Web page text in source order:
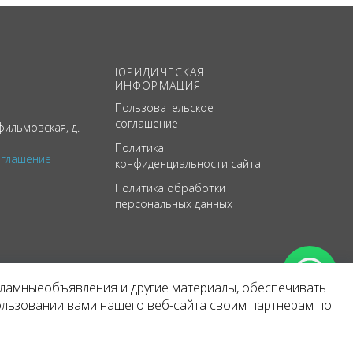
д.
ЮРИДИЧЕСКАЯ
ИНФОРМАЦИЯ
Пользовательское
соглашение
Политика
конфиденциальности сайта
Политика обработки
персональных данных
и другие материалы, обеспечивать
вами нашего веб-сайта своим партнерам по